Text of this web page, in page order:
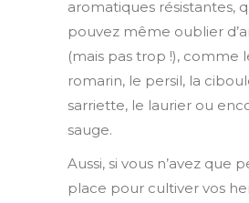
aromatiques résistantes,
pouvez même oublier
(mais pas trop !), comme
romarin, le persil, la
sarriette, le laurier ou
sauge.
Aussi, si vous n’avez que
place pour cultiver vos